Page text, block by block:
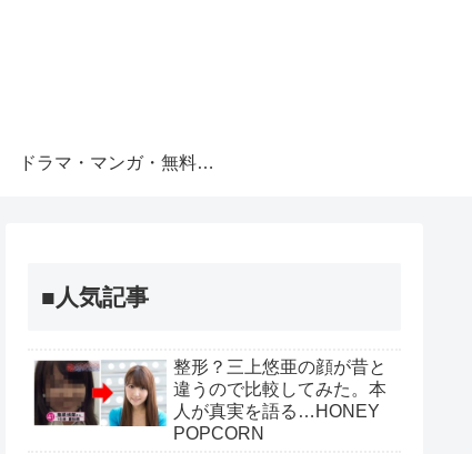
ドラマ・マンガ・無料視聴
■人気記事
整形？三上悠亜の顔が昔と
違うので比較してみた。本
人が真実を語る…HONEY
POPCORN